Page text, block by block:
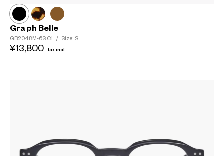
Graph Belle
GB2048M-6S C1 / Size: S
¥13,800 tax incl.